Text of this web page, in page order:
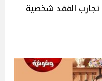
الفقد شخصية